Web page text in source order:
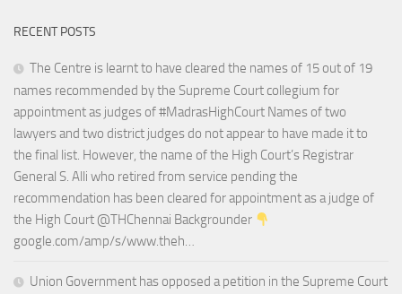
RECENT POSTS
The Centre is learnt to have cleared the names of 15 out of 19
names recommended by the Supreme Court collegium for
appointment as judges of #MadrasHighCourt Names of two
lawyers and two district judges do not appear to have made it to
the final list. However, the name of the High Court’s Registrar
General S. Alli who retired from service pending the
recommendation has been cleared for appointment as a judge of
the High Court @THChennai Backgrounder
google.com/amp/s/www.theh…
Union Government has opposed a petition in the Supreme Court